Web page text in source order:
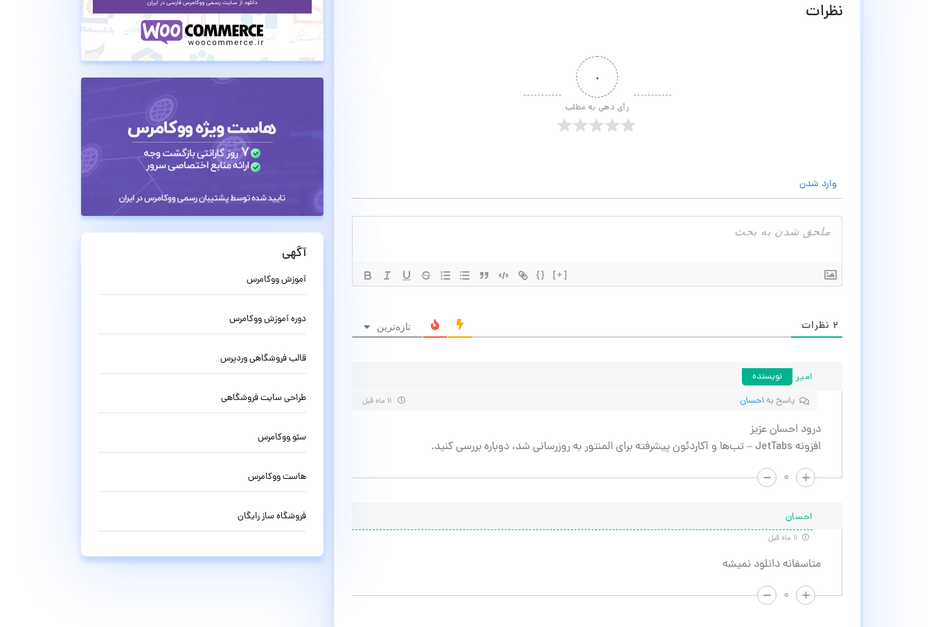
نظرات
۰
رأی دهی به مطلب
وارد شدن
{} [+]
۲ نظرات تازه‌ترین
امیر
نویسنده
پاسخ بهاحسان
درود احسان عزیز
افزونه JetTabs – تب‌ها و آکاردئون پیشرفته برای المنتور به روزرسانی شد، دوباره بررسی کنید.
۰
احسان
متاسفانه دانلود نمیشه
۰
آگهی
آموزش ووکامرس
دوره آموزش ووکامرس
قالب فروشگاهی وردپرس
طراحی سایت فروشگاهی
سئو ووکامرس
هاست ووکامرس
فروشگاه ساز رایگان